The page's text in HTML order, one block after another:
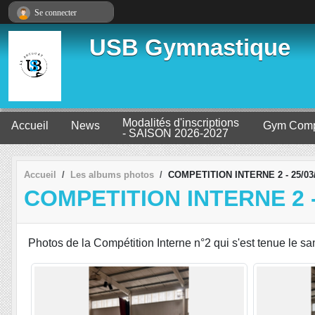
USB Gymnastique
Accueil News
Modalités d'inscriptions
- SAISON 2026-2027
Gym
Accueil Les albums photos COMPETITION INTERNE 2 - 25/
COMPETITION INTERNE 2
Photos de la Compétition Interne n°2 qui s'est tenue le
Se connecter
Panneau de gestion des cookies